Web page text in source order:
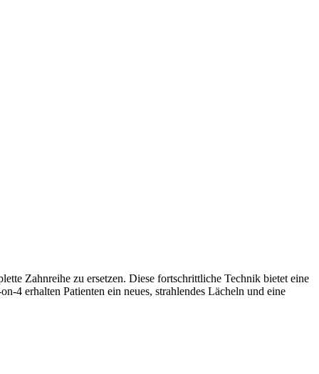
Zahnreihe zu ersetzen. Diese fortschrittliche Technik bietet eine
4 erhalten Patienten ein neues, strahlendes Lächeln und eine